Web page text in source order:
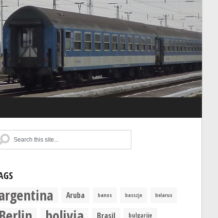
Aruba banos basszje belarus
Brasil bulgarije